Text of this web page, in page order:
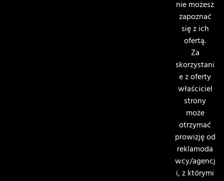
nie możesz
zapoznać
się z ich
ofertą.
Za
skorzystani
e z oferty
właściciel
strony
może
otrzymać
prowizję od
reklamoda
wcy/agencj
i, z którymi